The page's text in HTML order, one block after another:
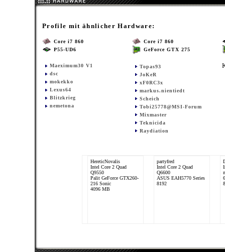
Profile mit ähnlicher Hardware:
Core i7 860
P55-UD6
Maeximum30 V1
dsc
mokekko
Lexus64
Blitzkrieg
nemetona
Core i7 860
GeForce GTX 275
Topas93
JoKeR
xF0RC3x
markus.nientiedt
Scheich
Tobi25778@MSI-Forum
Mixmaster
Teknicida
Raydiation
HereticNovalis
Intel Core 2 Quad
Q9550
Palit GeForce GTX260-
216 Sonic
4096 MB
partyfred
Intel Core 2 Quad
Q6600
ASUS EAH5770 Series
8192